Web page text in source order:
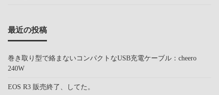
最近の投稿
巻き取り型で絡まないコンパクトなUSB充電ケーブル：cheero
240W
EOS R3 販売終了、してた。